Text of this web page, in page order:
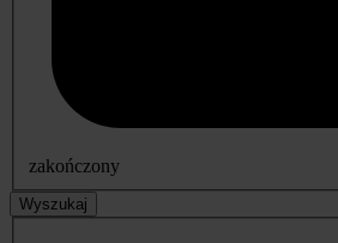
zakończony
Wyszukaj